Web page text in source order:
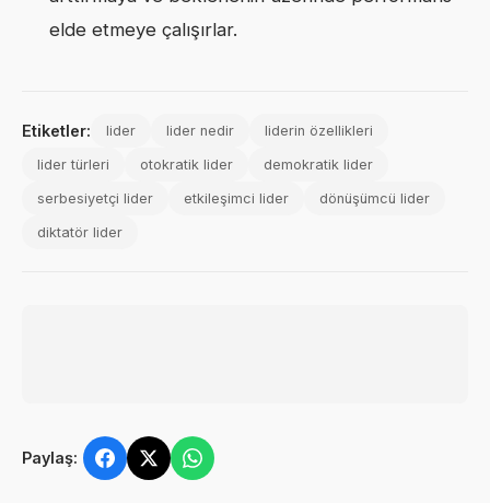
elde etmeye çalışırlar.
Etiketler: lider lider nedir liderin özellikleri
lider türleri otokratik lider demokratik lider
serbesiyetçi lider etkileşimci lider dönüşümcü lider
diktatör lider
Paylaş: